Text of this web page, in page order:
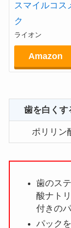
スマイルコス
ク
ライオン
Amazon
歯を白くす
ポリリン
歯のス
酸ナト
付きの
パック